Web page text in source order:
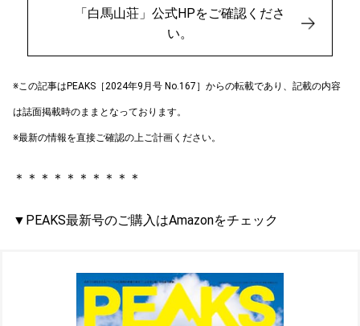
「白馬山荘」公式HPをご確認くださ
い。
※この記事はPEAKS［2024年9月号 No.167］からの転載であり、記載の内容
は誌面掲載時のままとなっております。
※最新の情報を直接ご確認の上ご計画ください。
＊＊＊＊＊＊＊＊＊＊
▼PEAKS最新号のご購入はAmazonをチェック